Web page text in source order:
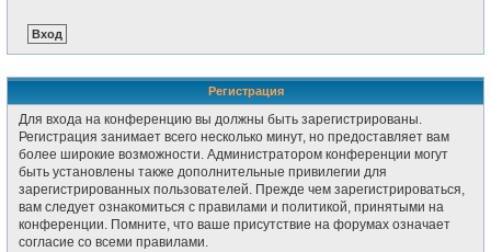
Регистрация
Для входа на конференцию вы должны быть зарегистрированы.
Регистрация занимает всего несколько минут, но предоставляет вам
более широкие возможности. Администратором конференции могут
быть установлены также дополнительные привилегии для
зарегистрированных пользователей. Прежде чем зарегистрироваться,
вам следует ознакомиться с правилами и политикой, принятыми на
конференции. Помните, что ваше присутствие на форумах означает
согласие со всеми правилами.